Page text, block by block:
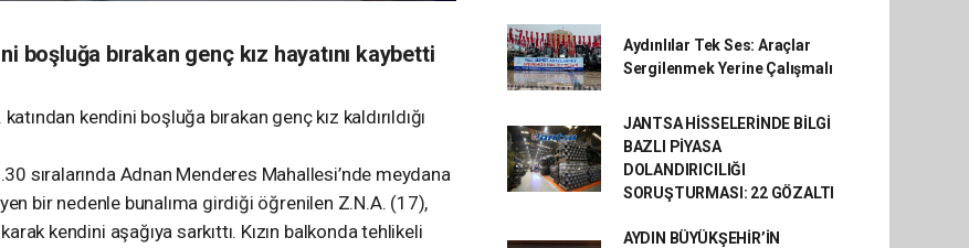
boşluğa bırakan genç kız hayatını kaybetti
kendini boşluğa bırakan genç kız kaldırıldığı
sıralarında Adnan Menderes Mahallesi’nde meydana
bir nedenle bunalıma girdiği öğrenilen Z.N.A. (17),
kendini aşağıya sarkıttı. Kızın balkonda tehlikeli
Aydınlılar Tek Ses: Araçlar
Sergilenmek Yerine Çalışmalı
JANTSA HİSSELERİNDE BİLGİ
BAZLI PİYASA
DOLANDIRICILIĞI
SORUŞTURMASI: 22 GÖZALTI
AYDIN BÜYÜKŞEHİR’İN